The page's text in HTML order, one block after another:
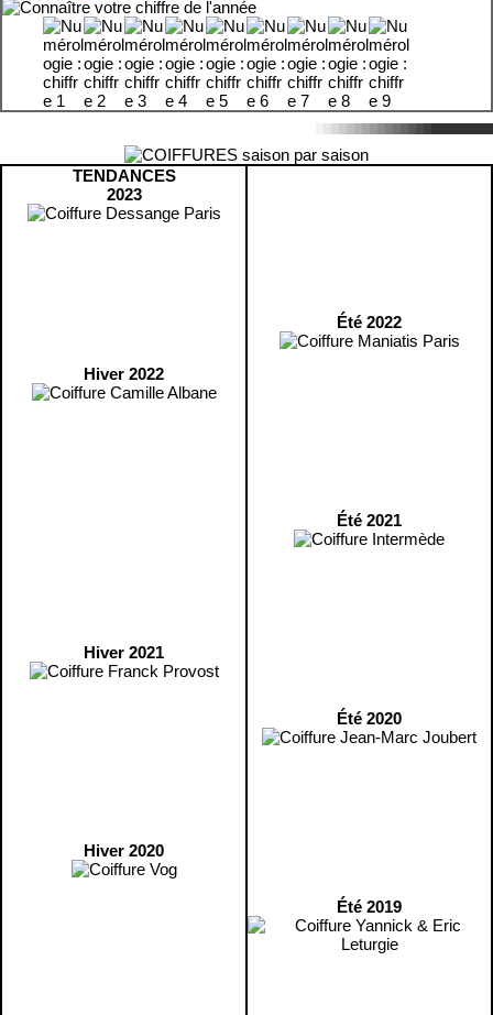
TENDANCES
2023
Hiver 2022
Hiver 2021
Hiver 2020
Été 2022
Été 2021
Été 2020
Été 2019